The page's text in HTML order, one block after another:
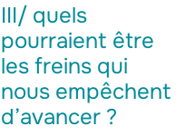
III/ quels
pourraient être
les freins qui
nous empêchent
d’avancer ?